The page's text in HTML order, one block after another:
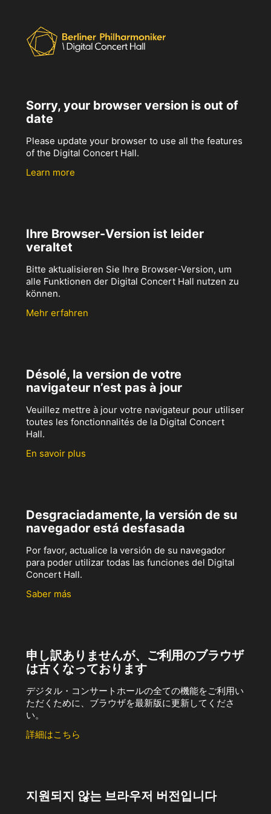
Sorry, your browser version is out of
date
Please update your browser to use all the features
of the Digital Concert Hall.
Learn more
Ihre Browser-Version ist leider
veraltet
Bitte aktualisieren Sie Ihre Browser-Version, um
alle Funktionen der Digital Concert Hall nutzen zu
können.
Mehr erfahren
Désolé, la version de votre
navigateur n’est pas à jour
Veuillez mettre à jour votre navigateur pour utiliser
toutes les fonctionnalités de la Digital Concert
Hall.
En savoir plus
Desgraciadamente, la versión de su
navegador está desfasada
Por favor, actualice la versión de su navegador
para poder utilizar todas las funciones del Digital
Concert Hall.
Saber más
申し訳ありませんが、ご利用のブラウザ
は古くなっております
デジタル・コンサートホールの全ての機能をご利用い
ただくために、ブラウザを最新版に更新してくださ
い。
詳細はこちら
지원되지 않는 브라우저 버전입니다